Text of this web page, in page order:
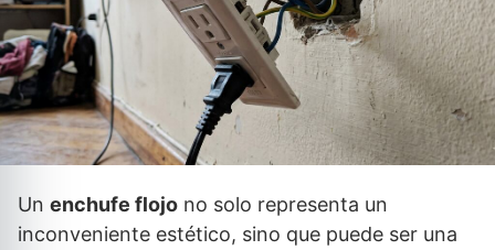
Un enchufe flojo no solo representa un
inconveniente estético, sino que puede ser una